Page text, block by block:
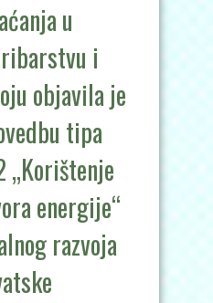
u
i
objavila je
tipa
„Korištenje
energije“
razvoja